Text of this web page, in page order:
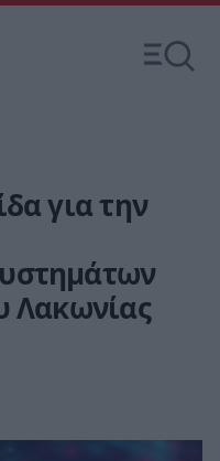
για την
Λακωνίας